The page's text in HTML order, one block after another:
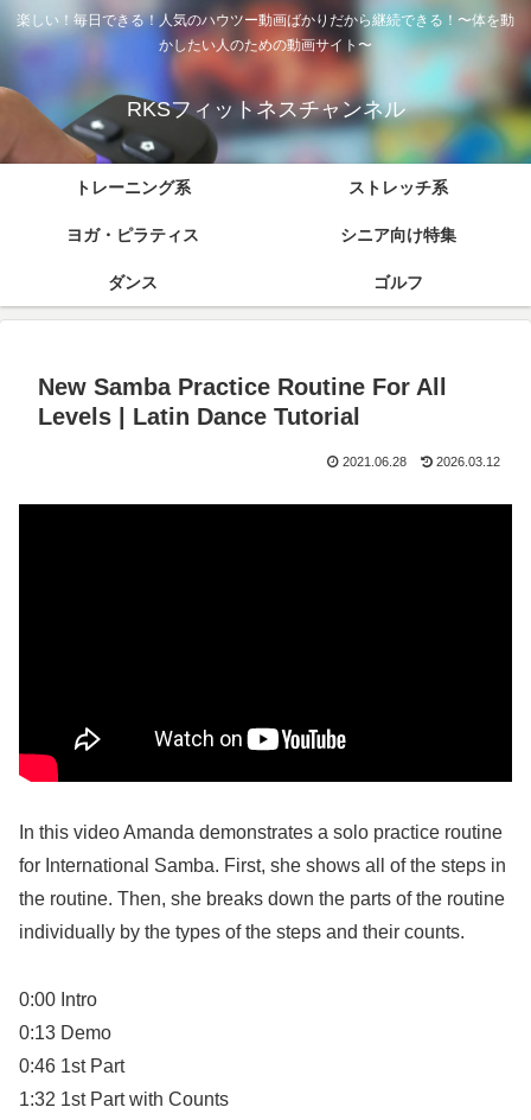
楽しい！毎日できる！人気のハウツー動画ばかりだから継続できる！〜体を動
かしたい人のための動画サイト〜
RKSフィットネスチャンネル
トレーニング系 ストレッチ系
ヨガ・ピラティス シニア向け特集
ダンス ゴルフ
New Samba Practice Routine For All
Levels | Latin Dance Tutorial
2021.06.28 2026.03.12
In this video Amanda demonstrates a solo practice routine
for International Samba. First, she shows all of the steps in
the routine. Then, she breaks down the parts of the routine
individually by the types of the steps and their counts.
0:00 Intro
0:13 Demo
0:46 1st Part
1:32 1st Part with Counts